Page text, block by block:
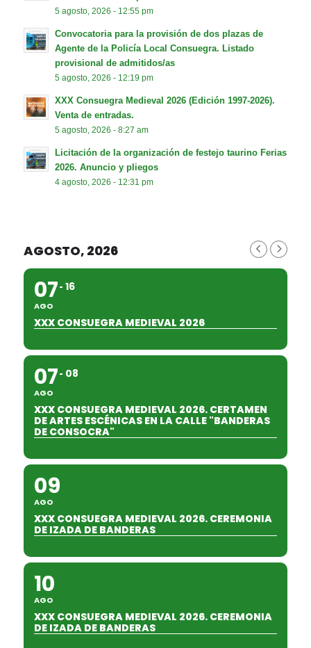
5 agosto, 2026 - 12:55 pm
Convocatoria para la provisión de dos plazas de
Agente de la Policía Local Consuegra. Listado
provisional de admitidos/as
5 agosto, 2026 - 12:19 pm
XXX Consuegra Medieval 2026 (Edición 1997-2026).
Venta de entradas.
5 agosto, 2026 - 8:27 am
Licitación de la organización de festejo taurino Ferias
2026. Anuncio y pliegos
4 agosto, 2026 - 12:31 pm
AGOSTO, 2026
07
AGO
16
XXX CONSUEGRA MEDIEVAL 2026
07
AGO
08
XXX CONSUEGRA MEDIEVAL 2026. CERTAMEN
DE ARTES ESCÉNICAS EN LA CALLE "BANDERAS
DE CONSOCRA"
09
AGO
XXX CONSUEGRA MEDIEVAL 2026. CEREMONIA
DE IZADA DE BANDERAS
10
AGO
XXX CONSUEGRA MEDIEVAL 2026. CEREMONIA
DE IZADA DE BANDERAS